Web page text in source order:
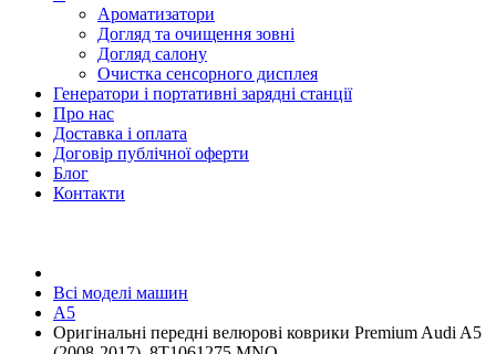
Ароматизатори
Догляд та очищення зовні
Догляд салону
Очистка сенсорного дисплея
Генератори і портативні зарядні станції
Про нас
Доставка і оплата
Договір публічної оферти
Блог
Контакти
Всі моделі машин
A5
Оригінальні передні велюрові коврики Premium Audi A5